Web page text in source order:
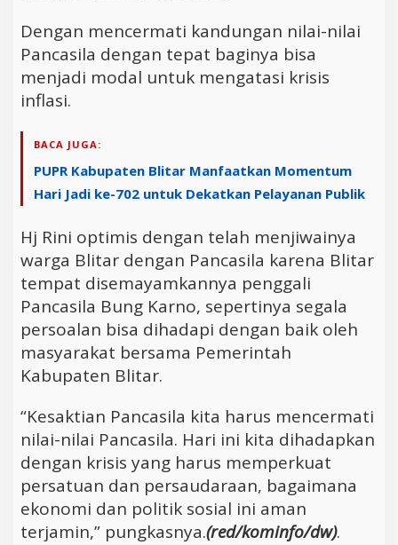
Dengan mencermati kandungan nilai-nilai
Pancasila dengan tepat baginya bisa
menjadi modal untuk mengatasi krisis
inflasi.
BACA JUGA:
PUPR Kabupaten Blitar Manfaatkan Momentum
Hari Jadi ke-702 untuk Dekatkan Pelayanan Publik
Hj Rini optimis dengan telah menjiwainya
warga Blitar dengan Pancasila karena Blitar
tempat disemayamkannya penggali
Pancasila Bung Karno, sepertinya segala
persoalan bisa dihadapi dengan baik oleh
masyarakat bersama Pemerintah
Kabupaten Blitar.
“Kesaktian Pancasila kita harus mencermati
nilai-nilai Pancasila. Hari ini kita dihadapkan
dengan krisis yang harus memperkuat
persatuan dan persaudaraan, bagaimana
ekonomi dan politik sosial ini aman
terjamin,” pungkasnya.(red/kominfo/dw).